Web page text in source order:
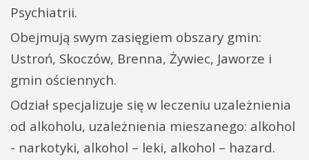
Psychiatrii.
Obejmują swym zasięgiem obszary gmin:
Ustroń, Skoczów, Brenna, Żywiec, Jaworze i
gmin ościennych.
Odział specjalizuje się w leczeniu uzależnienia
od alkoholu, uzależnienia mieszanego: alkohol
- narkotyki, alkohol – leki, alkohol – hazard.